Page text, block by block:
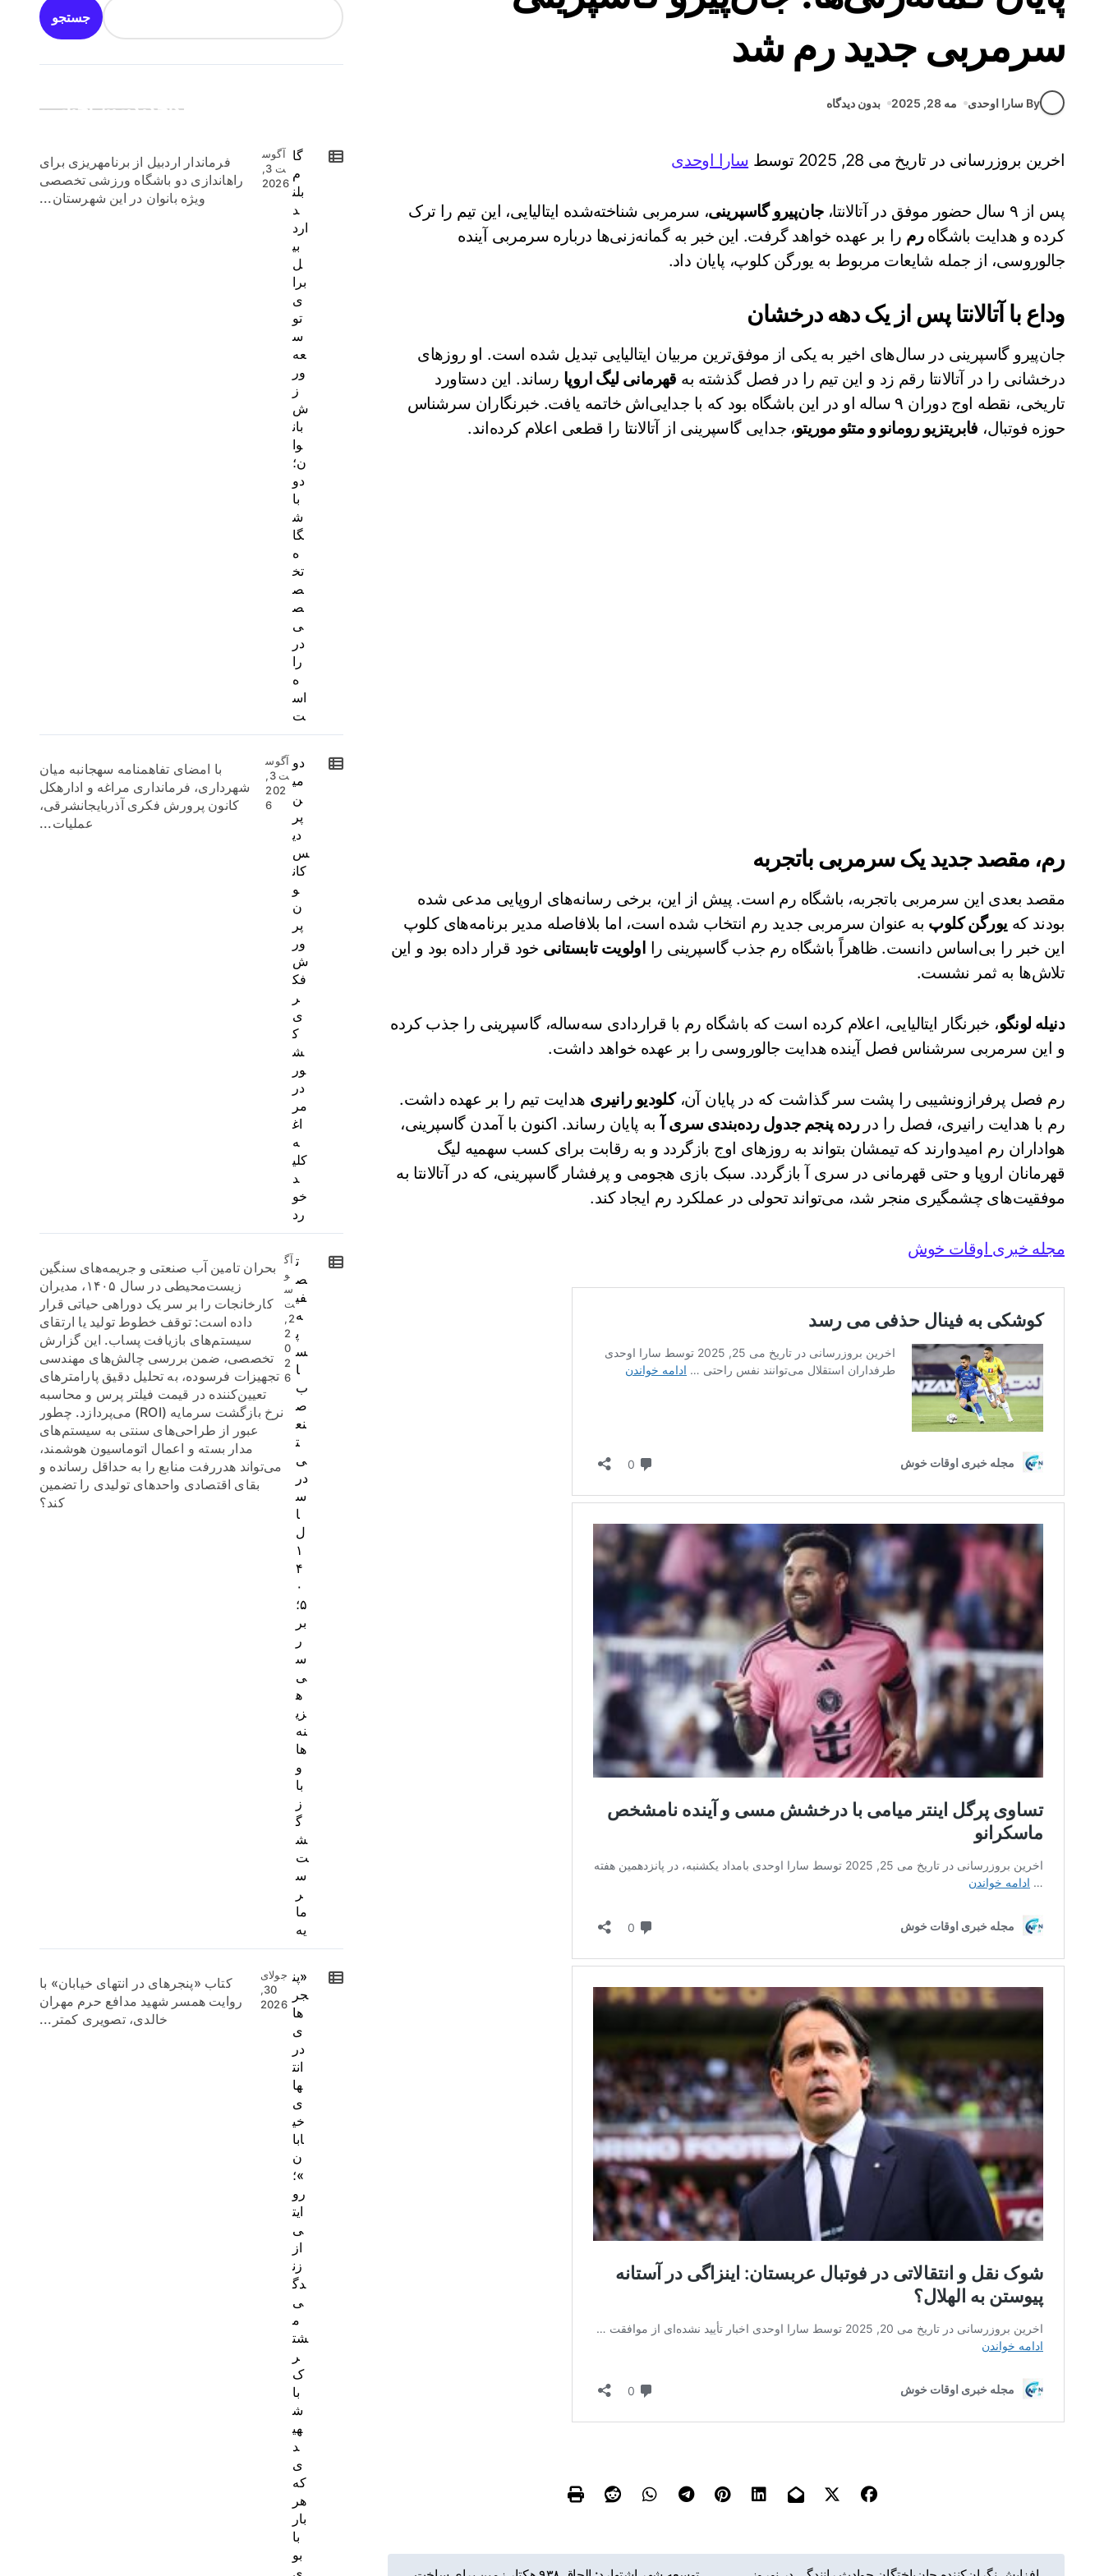
سرمربی جدید رم شد
By سارا اوحدی مه 28, 2025 بدون دیدگاه
اخرین بروزرسانی در تاریخ می 28, 2025 توسط سارا اوحدی
پس از ۹ سال حضور موفق در آتالانتا، جان‌پیرو گاسپرینی، سرمربی شناخته‌شده ایتالیایی، این تیم را ترک
کرده و هدایت باشگاهرم را بر عهده خواهد گرفت. این خبر به گمانه‌زنی‌ها درباره سرمربی آینده
جالوروسی، از جمله شایعات مربوط به یورگن کلوپ، پایان داد.
وداع با آتالانتا پس از یک دهه درخشان
جان‌پیرو گاسپرینی در سال‌های اخیر به یکی از موفق‌ترین مربیان ایتالیایی تبدیل شده است. او روزهای
درخشانی را در آتالانتا رقم زد و این تیم را در فصل گذشته به قهرمانی لیگ اروپا رساند. این دستاورد
تاریخی، نقطه اوج دوران ۹ ساله او در این باشگاه بود که با جدایی‌اش خاتمه یافت. خبرنگاران سرشناس
حوزه فوتبال، فابریتزیو رومانو و متئو موریتو، جدایی گاسپرینی از آتالانتا را قطعی اعلام کرده‌اند.
رم، مقصد جدید یک سرمربی باتجربه
مقصد بعدی این سرمربی باتجربه، باشگاه رم است. پیش از این، برخی رسانه‌های اروپایی مدعی شده
بودند که یورگن کلوپ به عنوان سرمربی جدید رم انتخاب شده است، اما بلافاصله مدیر برنامه‌های کلوپ
این خبر را بی‌اساس دانست. ظاهراً باشگاه رم جذب گاسپرینی را اولویت تابستانی خود قرار داده بود و این
تلاش‌ها به ثمر نشست.
دنیله لونگو، خبرنگار ایتالیایی، اعلام کرده است که باشگاه رم با قراردادی سه‌ساله، گاسپرینی را جذب کرده
و این سرمربی سرشناس فصل آینده هدایت جالوروسی را بر عهده خواهد داشت.
رم فصل پرفرازونشیبی را پشت سر گذاشت که در پایان آن،کلودیو رانیری هدایت تیم را بر عهده داشت.
رم با هدایت رانیری، فصل را دررده پنجم جدول رده‌بندی سری آ به پایان رساند. اکنون با آمدن گاسپرینی،
هواداران رم امیدوارند که تیمشان بتواند به روزهای اوج بازگردد و به رقابت برای کسب سهمیه لیگ
قهرمانان اروپا و حتی قهرمانی در سری آ بازگردد. سبک بازی هجومی و پرفشار گاسپرینی، که در آتالانتا به
موفقیت‌های چشمگیری منجر شد، می‌تواند تحولی در عملکرد رم ایجاد کند.
مجله خبری اوقات خوش
جستجو
جدیدترین اخبار:
گا
م
بلن
د
ارد
بی
ل
برا
ی
تو
س
عه
ور
ز
ش
بان
وا
ن؛
دو
با
ش
گا
ه
تخ
ص
ص
ی
در
را
ه
اس
ت
آگوس
ت 3,
2026
فرماندار اردبیل از برنامهریزی برای
راهاندازی دو باشگاه ورزشی تخصصی
ویژه بانوان در این شهرستان...
دو
می
ن
پر
دی
س
کان
و
ن
پر
ور
ش
فک
ر
ی
ک
ش
ور
در
مر
اغ
ه
کلی
د
خو
رد
آگوس
ت 3,
202
6
با امضای تفاهمنامه سهجانبه میان
شهرداری، فرمانداری مراغه و ادارهکل
کانون پرورش فکری آذربایجانشرقی،
عملیات...
ت
ص
فی
ه
پ
س
ا
ب
ص
نع
ت
ی
در
س
ا
ل
۱
۴
۰
۵؛
بر
ر
س
ی
ه
زی
نه‌
ها
و
با
ز
گ
ش
ت
س
ر
ما
یه
آگ
و
س
ت
2,
2
0
2
6
بحران تامین آب صنعتی و جریمه‌های سنگین
زیست‌محیطی در سال ۱۴۰۵، مدیران
کارخانجات را بر سر یک دوراهی حیاتی قرار
داده است: توقف خطوط تولید یا ارتقای
سیستم‌های بازیافت پساب. این گزارش
تخصصی، ضمن بررسی چالش‌های مهندسی
تجهیزات فرسوده، به تحلیل دقیق پارامترهای
تعیین‌کننده در قیمت فیلتر پرس و محاسبه
نرخ بازگشت سرمایه (ROI) می‌پردازد. چطور
عبور از طراحی‌های سنتی به سیستم‌های
مدار بسته و اعمال اتوماسیون هوشمند،
می‌تواند هدررفت منابع را به حداقل رسانده و
بقای اقتصادی واحدهای تولیدی را تضمین
کند؟
«پن
جر
ها
ی
در
انت
ها
ی
خی
ابا
ن
»؛
رو
ایت
ی
از
زن
دگ
ی
م
شت
ر
ک
با
ش
هی
د
ی
که
هر
بار
با
بو
ی
جولای
30,
2026
کتاب «پنجرهای در انتهای خیابان» با
روایت همسر شهید مدافع حرم مهران
خالدی، تصویری کمتر...